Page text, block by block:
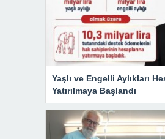
Yaşlı ve Engelli Aylıkları
Yatırılmaya Başlandı